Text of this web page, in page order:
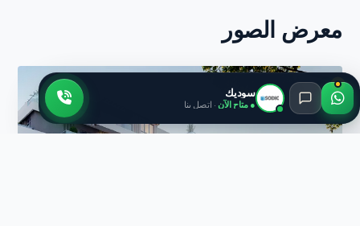
معرض الصور
سوديك
● متاح الآن · اتصل بنا